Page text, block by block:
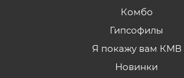
Комбо
Гипсофилы
Я покажу вам КМВ
Новинки